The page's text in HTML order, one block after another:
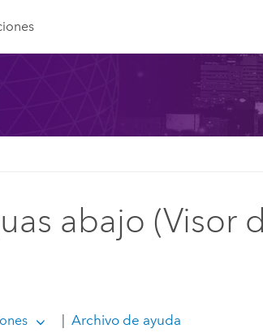
abajo (Visor
| Archivo de ayuda